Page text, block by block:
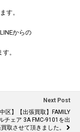
す。
からの
。
Next Post
中区】【出張買取】FAMILY
チェア 3A FMC-9101を出
取させて頂きました。